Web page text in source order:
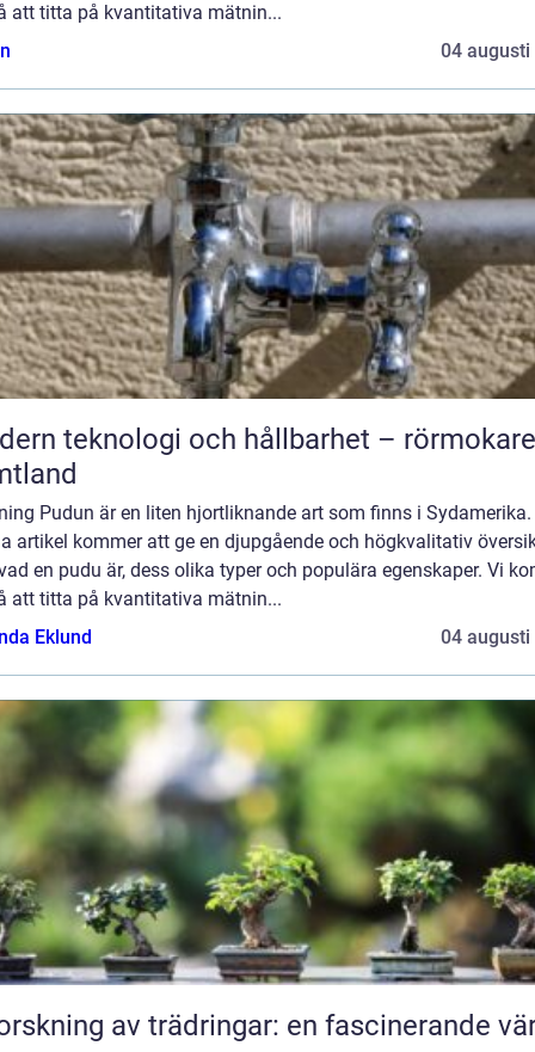
att titta på kvantitativa mätnin...
04 augusti
teknologi och hållbarhet –
Pudun är en liten hjortliknande art som finns i Sydamerika.
artikel kommer att ge en djupgående och högkvalitativ
en pudu är, dess olika typer och populära egenskaper. Vi
att titta på kvantitativa mätnin...
Eklund
04 augusti
av trädringar: en fascinerande